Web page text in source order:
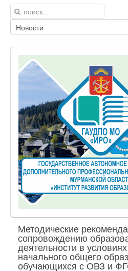
Методические
сопровождению
деятельности в
начального общего
обучающихся с ОВЗ и